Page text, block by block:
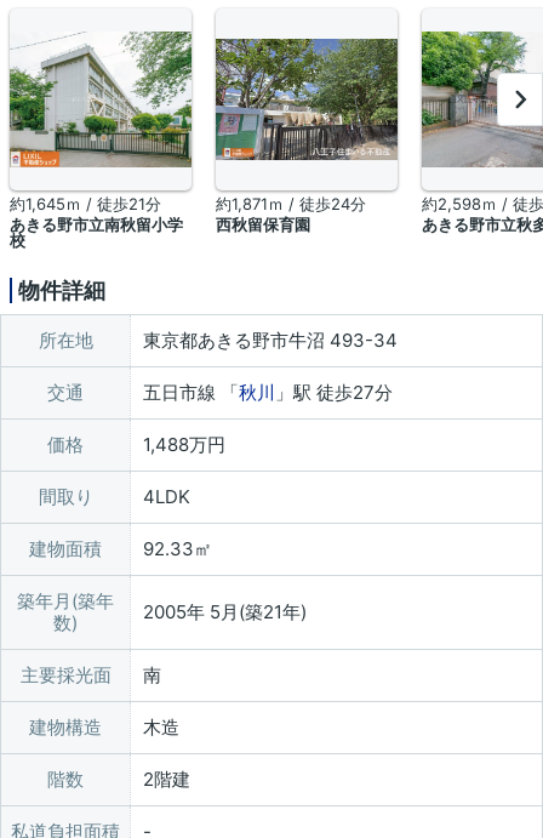
約1,645ｍ / 徒歩21分
あきる野市立南秋留小学
校
約1,871ｍ / 徒歩24分
西秋留保育園
約2,598ｍ / 徒
あきる野市立秋
物件詳細
所在地 東京都あきる野市牛沼 493-34
交通 五日市線 「秋川 」駅 徒歩27分
価格 1,488万円
間取り 4LDK
建物面積 92.33㎡
築年月(築年
数)
2005年 5月(築21年)
主要採光面 南
建物構造 木造
階数 2階建
私道負担面積